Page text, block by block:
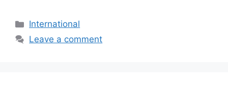
Categories
International
Leave a comment